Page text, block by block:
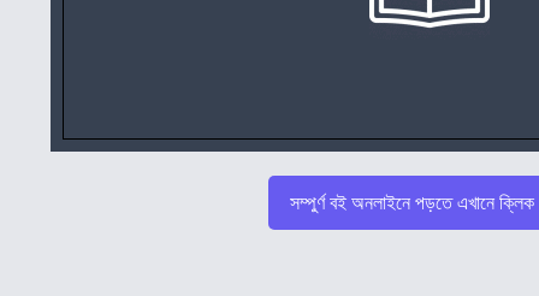
সম্পুর্ণ বই অনলাইনে পড়তে এখানে